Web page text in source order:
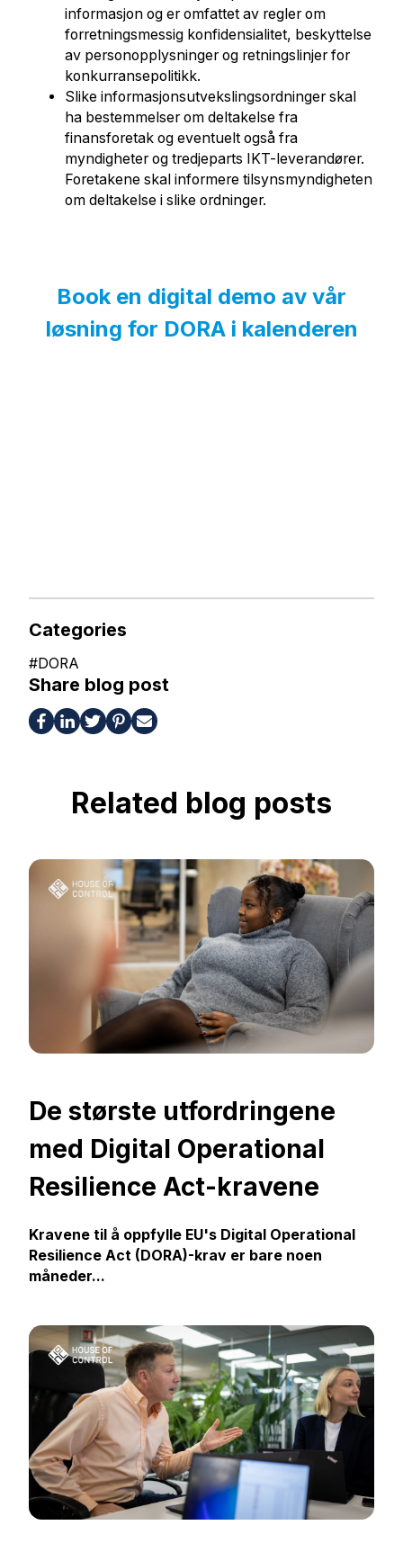
informasjon og er omfattet av regler om
forretningsmessig konfidensialitet, beskyttelse
av personopplysninger og retningslinjer for
konkurransepolitikk.
Slike informasjonsutvekslingsordninger skal
ha bestemmelser om deltakelse fra
finansforetak og eventuelt også fra
myndigheter og tredjeparts IKT-leverandører.
Foretakene skal informere tilsynsmyndigheten
om deltakelse i slike ordninger.
Book en digital demo av vår
løsning for DORA i kalenderen
Categories
#DORA
Share blog post
Related blog posts
De største utfordringene
med Digital Operational
Resilience Act-kravene
Kravene til å oppfylle EU's Digital Operational
Resilience Act (DORA)-krav er bare noen
måneder...